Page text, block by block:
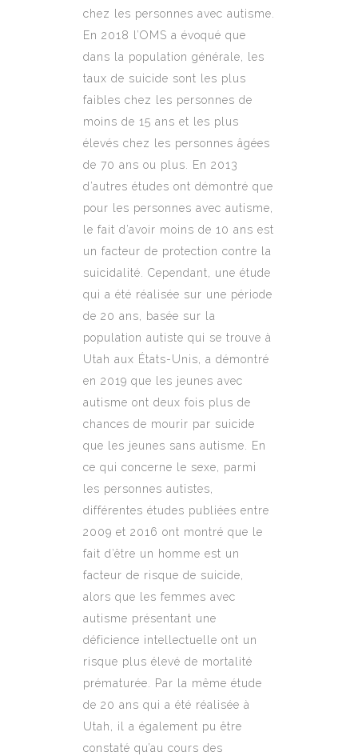
chez les personnes avec autisme.
En 2018 l’OMS a évoqué que
dans la population générale, les
taux de suicide sont les plus
faibles chez les personnes de
moins de 15 ans et les plus
élevés chez les personnes âgées
de 70 ans ou plus. En 2013
d’autres études ont démontré que
pour les personnes avec autisme,
le fait d’avoir moins de 10 ans est
un facteur de protection contre la
suicidalité. Cependant, une étude
qui a été réalisée sur une période
de 20 ans, basée sur la
population autiste qui se trouve à
Utah aux États-Unis, a démontré
en 2019 que les jeunes avec
autisme ont deux fois plus de
chances de mourir par suicide
que les jeunes sans autisme. En
ce qui concerne le sexe, parmi
les personnes autistes,
différentes études publiées entre
2009 et 2016 ont montré que le
fait d’être un homme est un
facteur de risque de suicide,
alors que les femmes avec
autisme présentant une
déficience intellectuelle ont un
risque plus élevé de mortalité
prématurée. Par la même étude
de 20 ans qui a été réalisée à
Utah, il a également pu être
constaté qu’au cours des